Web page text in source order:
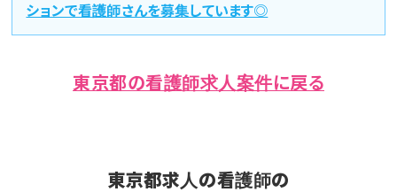
ションで看護師さんを募集しています◎
東京都の看護師求人案件に戻る
東京都求人の看護師の